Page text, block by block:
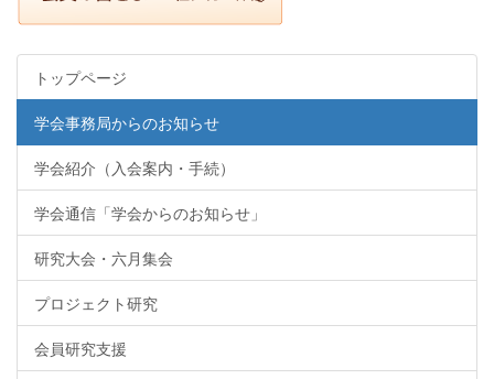
トップページ
学会事務局からのお知らせ
学会紹介（入会案内・手続）
学会通信「学会からのお知らせ」
研究大会・六月集会
プロジェクト研究
会員研究支援